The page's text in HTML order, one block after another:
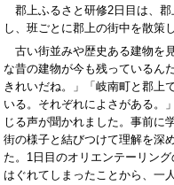
郡上ふるさと研修2日目は、郡
し、班ごとに郡上の街中を散策
古い街並みや歴史ある建物を
な昔の建物が今も残っているん
きれいだね。」「岐南町と郡上
いる。それぞれによさがある。
じる声が聞かれました。事前に
街の様子と結びつけて理解を深
た。1日目のオリエンテーリン
はぐれてしまったことから、一